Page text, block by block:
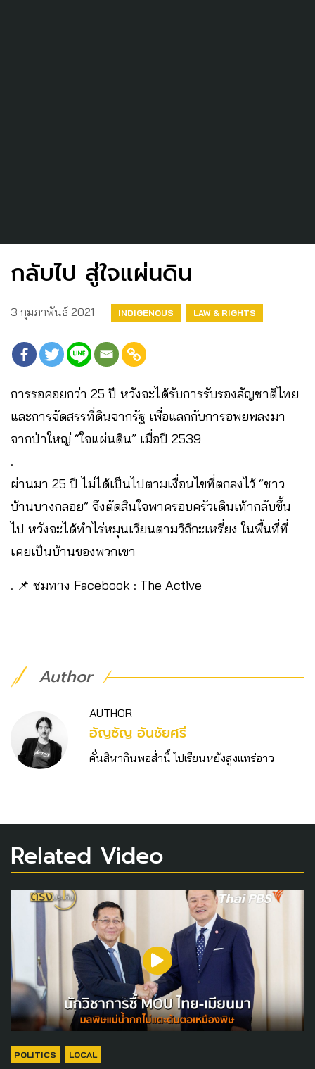
กลับไป สู่ใจแผ่นดิน
3 กุมภาพันธ์ 2021 INDIGENOUS LAW & RIGHTS
การรอคอยกว่า 25 ปี หวังจะได้รับการรับรองสัญชาติไทย
และการจัดสรรที่ดินจากรัฐ เพื่อแลกกับการอพยพลงมา
จากป่าใหญ่ “ใจแผ่นดิน” เมื่อปี 2539
.
ผ่านมา 25 ปี ไม่ได้เป็นไปตามเงื่อนไขที่ตกลงไว้ “ชาว
บ้านบางกลอย” จึงตัดสินใจพาครอบครัวเดินเท้ากลับขึ้น
ไป หวังจะได้ทำไร่หมุนเวียนตามวิถีกะเหรี่ยง ในพื้นที่ที่
เคยเป็นบ้านของพวกเขา
. 📌 ชมทาง Facebook : The Active
Author
AUTHOR
อัญชัญ อันชัยศรี
คั่นสิหากินพอส่ำนี้ ไปเรียนหยังสูงแทร่อาว
Related Video
POLITICS LOCAL